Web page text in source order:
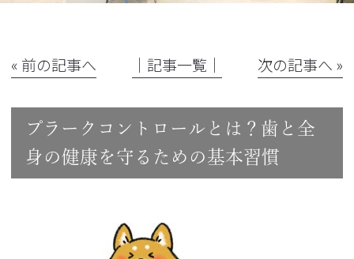
« 前の記事へ │記事一覧│ 次の記事へ »
プラークコントロールとは？歯と全
身の健康を守るための基本習慣